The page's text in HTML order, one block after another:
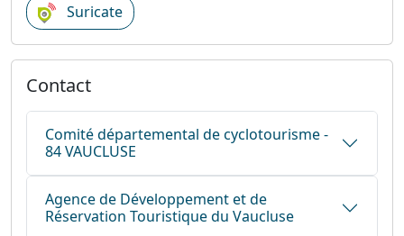
Suricate
Contact
Comité départemental de cyclotourisme -
84 VAUCLUSE
Agence de Développement et de
Réservation Touristique du Vaucluse